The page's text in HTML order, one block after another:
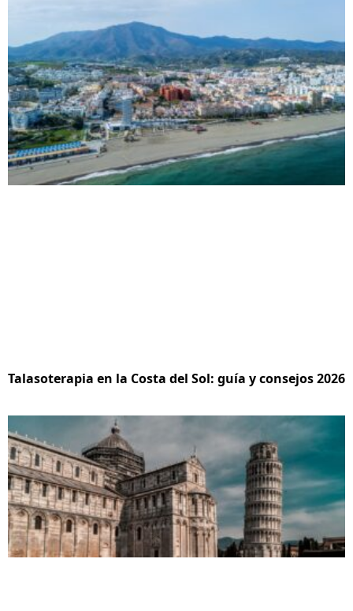
Talasoterapia en la Costa del Sol: guía y consejos 2026